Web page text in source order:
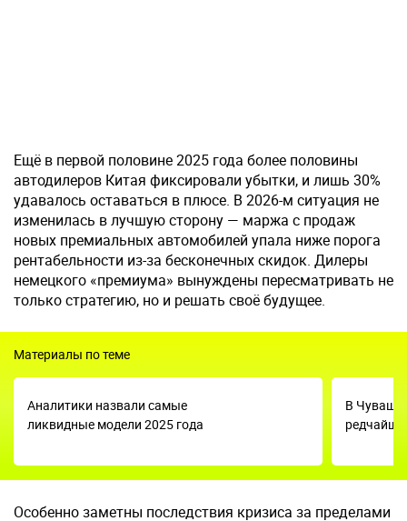
Ещё в первой половине 2025 года более половины
автодилеров Китая фиксировали убытки, и лишь 30%
удавалось оставаться в плюсе. В 2026-м ситуация не
изменилась в лучшую сторону — маржа с продаж
новых премиальных автомобилей упала ниже порога
рентабельности из-за бесконечных скидок. Дилеры
немецкого «премиума» вынуждены пересматривать не
только стратегию, но и решать своё будущее.
Материалы по теме
Аналитики назвали самые
ликвидные модели 2025 года
В
Особенно заметны последствия кризиса за пределами